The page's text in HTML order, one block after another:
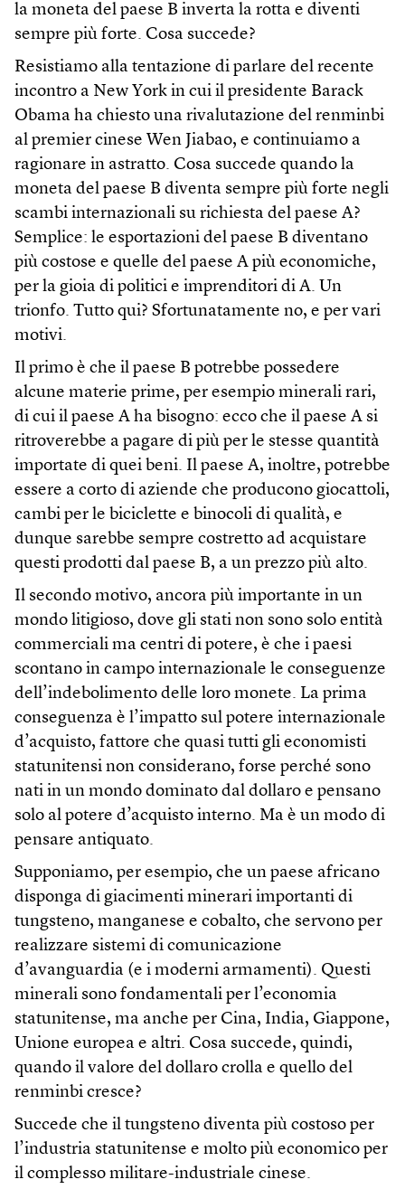
la moneta del paese B inverta la rotta e diventi
sempre più forte. Cosa succede?
Resistiamo alla tentazione di parlare del recente
incontro a New York in cui il presidente Barack
Obama ha chiesto una rivalutazione del renminbi
al premier cinese Wen Jiabao, e continuiamo a
ragionare in astratto. Cosa succede quando la
moneta del paese B diventa sempre più forte negli
scambi internazionali su richiesta del paese A?
Semplice: le esportazioni del paese B diventano
più costose e quelle del paese A più economiche,
per la gioia di politici e imprenditori di A. Un
trionfo. Tutto qui? Sfortunatamente no, e per vari
motivi.
Il primo è che il paese B potrebbe possedere
alcune materie prime, per esempio minerali rari,
di cui il paese A ha bisogno: ecco che il paese A si
ritroverebbe a pagare di più per le stesse quantità
importate di quei beni. Il paese A, inoltre, potrebbe
essere a corto di aziende che producono giocattoli,
cambi per le biciclette e binocoli di qualità, e
dunque sarebbe sempre costretto ad acquistare
questi prodotti dal paese B, a un prezzo più alto.
Il secondo motivo, ancora più importante in un
mondo litigioso, dove gli stati non sono solo entità
commerciali ma centri di potere, è che i paesi
scontano in campo internazionale le conseguenze
dell’indebolimento delle loro monete. La prima
conseguenza è l’impatto sul potere internazionale
d’acquisto, fattore che quasi tutti gli economisti
statunitensi non considerano, forse perché sono
nati in un mondo dominato dal dollaro e pensano
solo al potere d’acquisto interno. Ma è un modo di
pensare antiquato.
Supponiamo, per esempio, che un paese africano
disponga di giacimenti minerari importanti di
tungsteno, manganese e cobalto, che servono per
realizzare sistemi di comunicazione
d’avanguardia (e i moderni armamenti). Questi
minerali sono fondamentali per l’economia
statunitense, ma anche per Cina, India, Giappone,
Unione europea e altri. Cosa succede, quindi,
quando il valore del dollaro crolla e quello del
renminbi cresce?
Succede che il tungsteno diventa più costoso per
l’industria statunitense e molto più economico per
il complesso militare-industriale cinese.